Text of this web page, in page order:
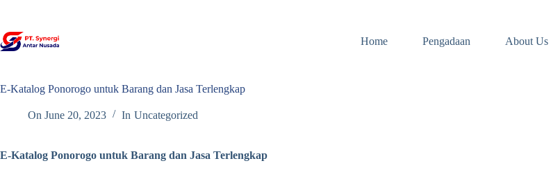
content
Home
Pengadaan About Us
E-Katalog Ponorogo untuk Barang dan Jasa Terlengkap
On June 20, 2023 In Uncategorized
E-Katalog Ponorogo untuk Barang dan Jasa Terlengkap